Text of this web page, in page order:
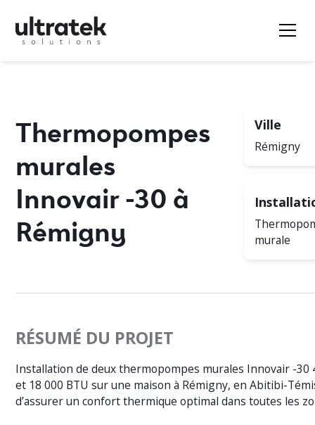
Thermopompes
murales
Innovair -30 à
Rémigny
Ville
Rémigny
murale
RÉSUMÉ DU PROJET
Installation de deux thermopompes murales Innovair -30
et 18 000 BTU sur une maison à Rémigny, en Abitibi-
d’assurer un confort thermique optimal dans toutes les